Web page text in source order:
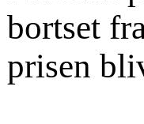
bortset
prisen